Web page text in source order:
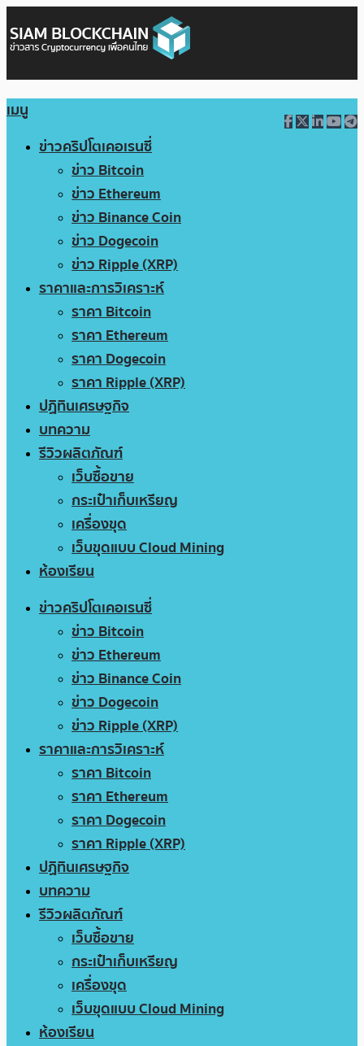
เมนู
ข่าวคริปโตเคอเรนซี่
ข่าว Bitcoin
ข่าว Ethereum
ข่าว Binance Coin
ข่าว Dogecoin
ข่าว Ripple (XRP)
ราคาและการวิเคราะห์
ราคา Bitcoin
ราคา Ethereum
ราคา Dogecoin
ราคา Ripple (XRP)
ปฏิทินเศรษฐกิจ
บทความ
รีวิวผลิตภัณฑ์
เว็บซื้อขาย
กระเป๋าเก็บเหรียญ
เครื่องขุด
เว็บขุดแบบ Cloud Mining
ห้องเรียน
ข่าวคริปโตเคอเรนซี่
ข่าว Bitcoin
ข่าว Ethereum
ข่าว Binance Coin
ข่าว Dogecoin
ข่าว Ripple (XRP)
ราคาและการวิเคราะห์
ราคา Bitcoin
ราคา Ethereum
ราคา Dogecoin
ราคา Ripple (XRP)
ปฏิทินเศรษฐกิจ
บทความ
รีวิวผลิตภัณฑ์
เว็บซื้อขาย
กระเป๋าเก็บเหรียญ
เครื่องขุด
เว็บขุดแบบ Cloud Mining
ห้องเรียน